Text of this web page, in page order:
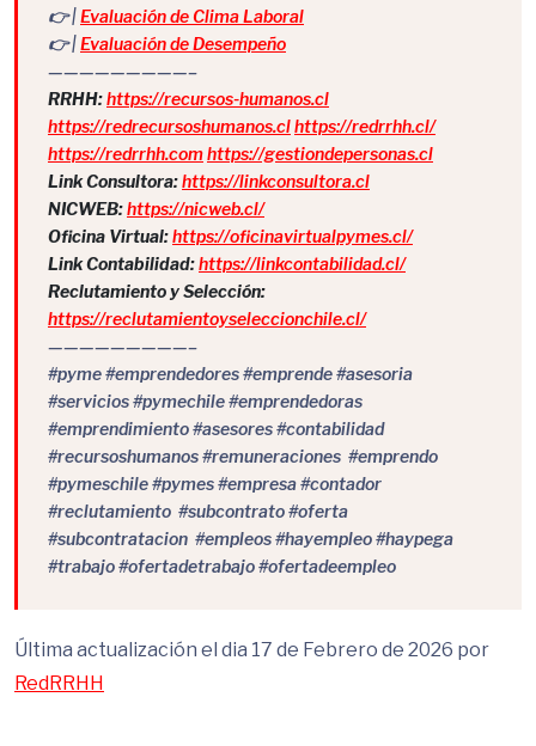
👉 |Evaluación de Clima Laboral
👉 |Evaluación de Desempeño
—————————–
RRHH:https://recursos-humanos.cl
https://redrecursoshumanos.clhttps://redrrhh.cl/
https://redrrhh.comhttps://gestiondepersonas.cl
Link Consultora:https://linkconsultora.cl
NICWEB:https://nicweb.cl/
Oficina Virtual:https://oficinavirtualpymes.cl/
Link Contabilidad:https://linkcontabilidad.cl/
Reclutamiento y Selección:
https://reclutamientoyseleccionchile.cl/
—————————–
#pyme #emprendedores #emprende #asesoria
#servicios #pymechile #emprendedoras
#emprendimiento #asesores #contabilidad
#recursoshumanos #remuneraciones #emprendo
#pymeschile #pymes #empresa #contador
#reclutamiento #subcontrato #oferta
#subcontratacion #empleos #hayempleo #haypega
#trabajo #ofertadetrabajo #ofertadeempleo
Última actualización el dia 17 de Febrero de 2026 por
RedRRHH